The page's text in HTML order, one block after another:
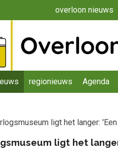
overloon nieuws
regionieuws Agenda
ligt het langer:
ligt het